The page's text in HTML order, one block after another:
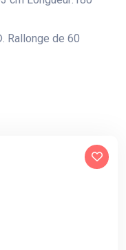
Rallonge de 60